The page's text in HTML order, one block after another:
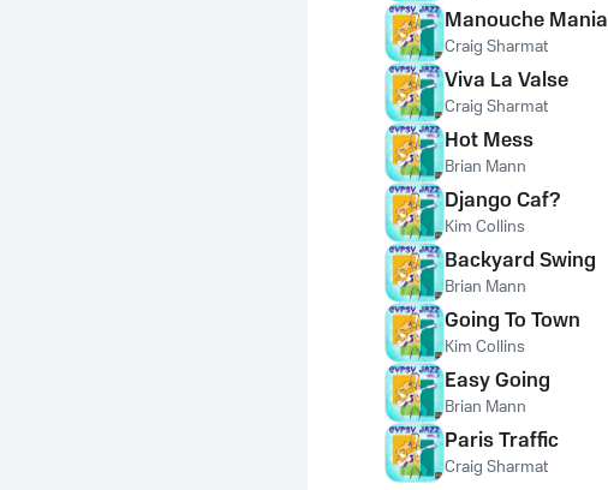
Manouche Mania
Craig Sharmat
Viva La Valse
Craig Sharmat
Hot Mess
Brian Mann
Django Caf?
Kim Collins
Backyard Swing
Brian Mann
Going To Town
Kim Collins
Easy Going
Brian Mann
Paris Traffic
Craig Sharmat